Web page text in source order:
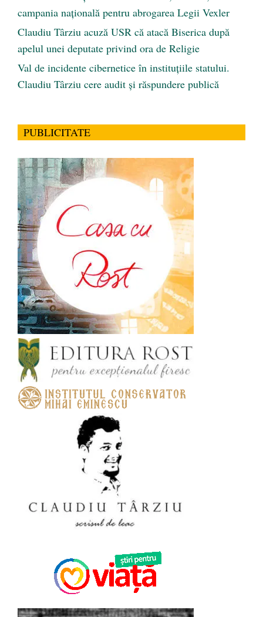
campania națională pentru abrogarea Legii Vexler
Claudiu Târziu acuză USR că atacă Biserica după
apelul unei deputate privind ora de Religie
Val de incidente cibernetice în instituțiile statului.
Claudiu Târziu cere audit și răspundere publică
PUBLICITATE